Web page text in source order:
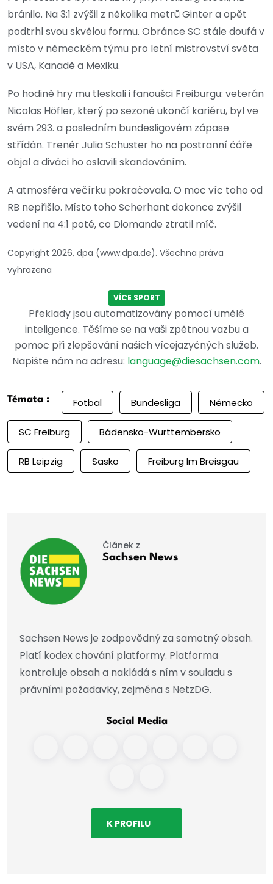
bránilo. Na 3:1 zvýšil z několika metrů Ginter a opět
podtrhl svou skvělou formu. Obránce SC stále doufá v
místo v německém týmu pro letní mistrovství světa
v USA, Kanadě a Mexiku.
Po hodině hry mu tleskali i fanoušci Freiburgu: veterán
Nicolas Höfler, který po sezoně ukončí kariéru, byl ve
svém 293. a posledním bundesligovém zápase
střídán. Trenér Julia Schuster ho na postranní čáře
objal a diváci ho oslavili skandováním.
A atmosféra večírku pokračovala. O moc víc toho od
RB nepřišlo. Místo toho Scherhant dokonce zvýšil
vedení na 4:1 poté, co Diomande ztratil míč.
Copyright 2026, dpa (www.dpa.de). Všechna práva
vyhrazena
VÍCE SPORT
Překlady jsou automatizovány pomocí umělé
inteligence. Těšíme se na vaši zpětnou vazbu a
pomoc při zlepšování našich vícejazyčných služeb.
Napište nám na adresu: language@diesachsen.com.
Témata : Fotbal Bundesliga Německo
SC Freiburg Bádensko-Württembersko
RB Leipzig Sasko Freiburg Im Breisgau
Článek z
Sachsen News
Sachsen News je zodpovědný za samotný obsah.
Platí kodex chování platformy. Platforma
kontroluje obsah a nakládá s ním v souladu s
právními požadavky, zejména s NetzDG.
Social Media
K PROFILU